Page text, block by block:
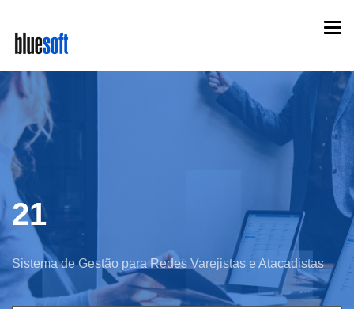
main
content
21
Sistema de Gestão para Redes Varejistas e Atacadistas